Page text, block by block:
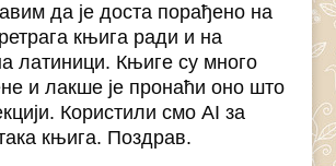
да је доста порађено на
књига ради и на
латиници. Књиге су много
и лакше је пронаћи оно што
Користили смо AI за
књига. Поздрав.